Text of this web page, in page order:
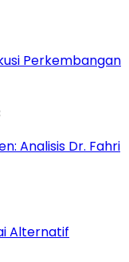
Perkembangan
Analisis Dr. Fahri
Alternatif